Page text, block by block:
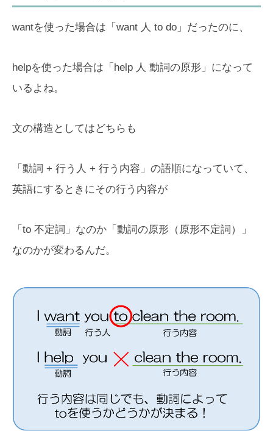
wantを使った場合は「want 人 to do」だったのに、
helpを使った場合は「help 人 動詞の原形」になって
いるよね。
文の構造としてはどちらも
「動詞 + 行う人 + 行う内容」の語順になっていて、
英語にするときにその行う内容が
「to 不定詞」なのか「動詞の原形（原形不定詞）」
なのかが変わるんだ。